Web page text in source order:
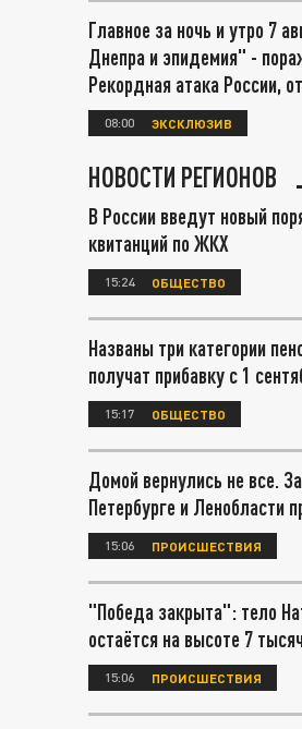
Главное за ночь и утро 7
Днепра и эпидемия" -
Рекордная атака России,
08:00 ЭКСКЛЮЗИВ
НОВОСТИ РЕГИОНОВ
В России введут новый
квитанций по ЖКХ
15:24 ОБЩЕСТВО
Названы три категории
получат прибавку с 1
15:17 ОБЩЕСТВО
Домой вернулись не все.
Петербурге и Ленобласти
15:06 ПРОИСШЕСТВИЯ
"Победа закрыта": тело
остаётся на высоте 7
15:06 ПРОИСШЕСТВИЯ